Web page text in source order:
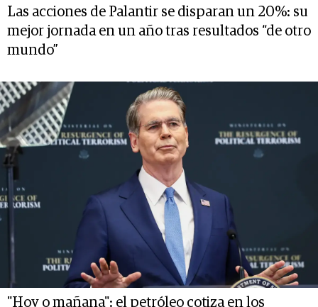
Las acciones de Palantir se disparan un 20%: su
mejor jornada en un año tras resultados “de otro
mundo”
"Hoy o mañana": el petróleo cotiza en los